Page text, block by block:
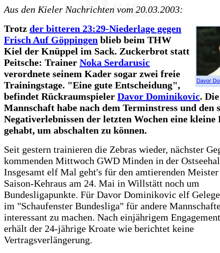
Aus den Kieler Nachrichten vom 20.03.2003:
Davor
Trotz der bitteren 23:29-Niederlage gegen
Frisch Auf Göppingen blieb beim THW
Kiel der Knüppel im Sack. Zuckerbrot statt
Peitsche: Trainer Noka Serdarusic
verordnete seinem Kader sogar zwei freie
Trainingstage. "Eine gute Entscheidung",
befindet Rückraumspieler Davor Dominikovic. Die
Mannschaft habe nach dem Terminstress und den
Negativerlebnissen der letzten Wochen eine kleine
gehabt, um abschalten zu können.
Seit gestern trainieren die Zebras wieder, nächster
kommenden Mittwoch GWD Minden in der
Insgesamt elf Mal geht's für den amtierenden
Saison-Kehraus am 24. Mai in Willstätt noch um
Bundesligapunkte. Für Davor Dominikovic elf
im "Schaufenster Bundesliga" für andere
interessant zu machen. Nach einjährigem
erhält der 24-jährige Kroate wie berichtet keine
Vertragsverlängerung.